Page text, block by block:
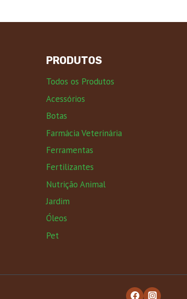
PRODUTOS
Todos os Produtos
Acessórios
Botas
Farmácia Veterinária
Ferramentas
Fertilizantes
Nutrição Animal
Jardim
Óleos
Pet